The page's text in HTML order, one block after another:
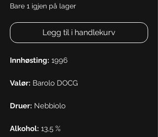
Bare 1 igjen på lager
Legg til i handlekurv
Innhøsting: 1996
Valør: Barolo DOCG
Druer: Nebbiolo
Alkohol: 13,5 %